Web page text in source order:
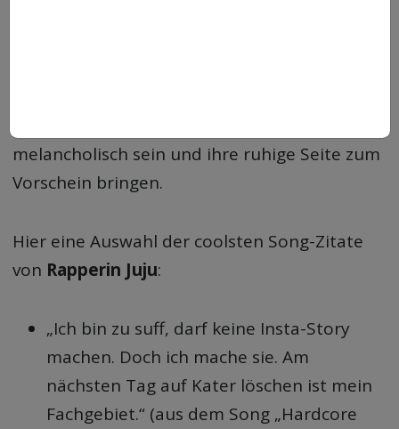
melancholisch sein und ihre ruhige Seite zum
Vorschein bringen.
Hier eine Auswahl der coolsten Song-Zitate
von Rapperin Juju:
„Ich bin zu suff, darf keine Insta-Story
machen. Doch ich mache sie. Am
nächsten Tag auf Kater löschen ist mein
Fachgebiet.“ (aus dem Song „Hardcore